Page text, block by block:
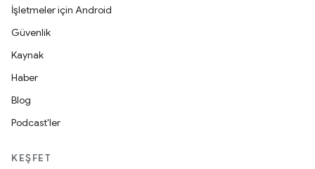
İşletmeler için Android
Güvenlik
Kaynak
Haber
Blog
Podcast'ler
KEŞFET